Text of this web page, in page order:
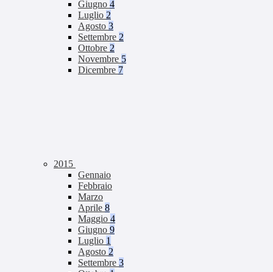
Giugno 4
Luglio 2
Agosto 3
Settembre 2
Ottobre 2
Novembre 5
Dicembre 7
2015
Gennaio
Febbraio
Marzo
Aprile 8
Maggio 4
Giugno 9
Luglio 1
Agosto 2
Settembre 3